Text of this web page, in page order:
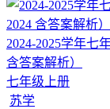
2024-2025学年七
含答案解析）
七年级上册
苏学